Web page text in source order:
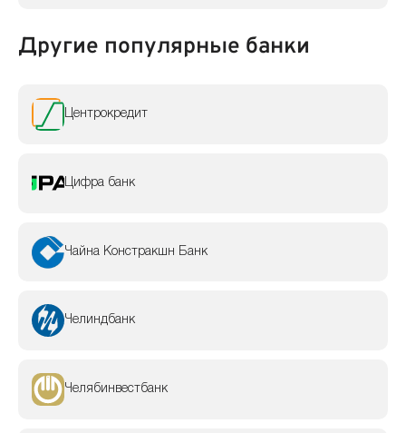
Другие популярные банки
Центрокредит
Цифра банк
Чайна Констракшн Банк
Челиндбанк
Челябинвестбанк